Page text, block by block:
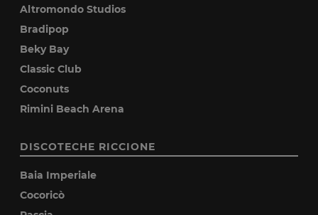
Altromondo Studios
Bradipop
Beky Bay
Classic Club
Coconuts
Rimini Beach Arena
DISCOTECHE RICCIONE
Baia Imperiale
Cocoricò